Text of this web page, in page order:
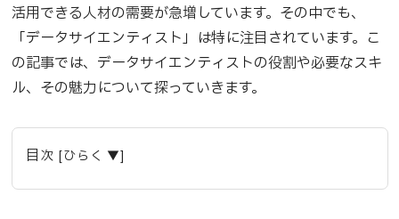
活用できる人材の需要が急増しています。その中でも、
「データサイエンティスト」は特に注目されています。こ
の記事では、データサイエンティストの役割や必要なスキ
ル、その魅力について探っていきます。
目次 [ひらく ▼]